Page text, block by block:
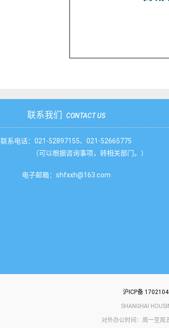
联系我们 CONTACT US
联系电话：021-52897155、021-52665775
（可以根据咨询事项，转相关部门。）
电子邮箱：shfxxh@163.com
沪ICP备
SHANGHAI
对外办公时间：周一至